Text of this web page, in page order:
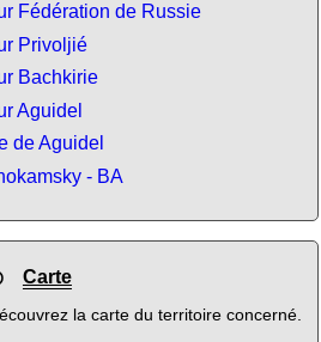
Fédération de Russie
Privoljié
Bachkirie
Aguidel
de Aguidel
- BA
Carte
la carte du territoire concerné.